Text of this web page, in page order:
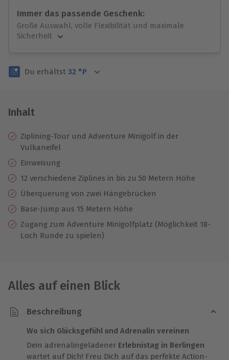
Immer das passende Geschenk:
Große Auswahl, volle Flexibilität und maximale
Sicherheit
Volle Flexibilität
3 Jahre gültig & verlängerbar.
Du erhältst 32 °P
Inhalt
Ziplining-Tour und Adventure Minigolf in der
Vulkaneifel
Einweisung
12 verschiedene Ziplines in bis zu 50 Metern Höhe
Überquerung von zwei Hängebrücken
Base-Jump aus 15 Metern Höhe
Zugang zum Adventure Minigolfplatz (Möglichkeit 18-
Loch Runde zu spielen)
Alles auf einen Blick
Beschreibung
Wo sich Glücksgefühl und Adrenalin vereinen
Dein adrenalingeladener Erlebnistag in Berlingen
wartet auf Dich! Freu Dich auf das perfekte Action-